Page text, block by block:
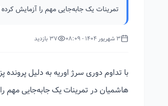
تمرینات یک جابه‌جایی مهم را آزمایش
3 شهریور 1404 - 08:09 37 بازدید
با تداوم دوری سرژ اوریه به دلیل
هاشمیان در تمرینات یک جابه‌جایی مهم